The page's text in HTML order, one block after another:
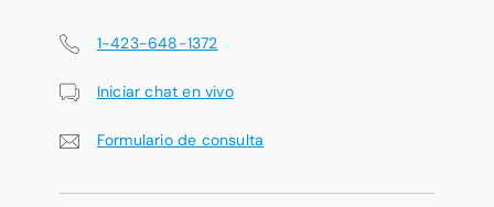
1-423-648-1372
Iniciar chat en vivo
Formulario de consulta